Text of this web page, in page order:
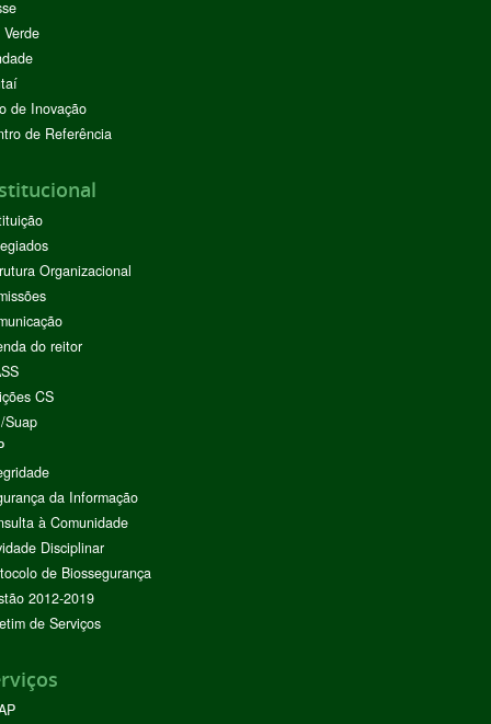
de Inovação
de Referência
Organizacional
do reitor
CS
Suap
da Informação
à Comunidade
Disciplinar
de Biossegurança
2012-2019
de Serviços